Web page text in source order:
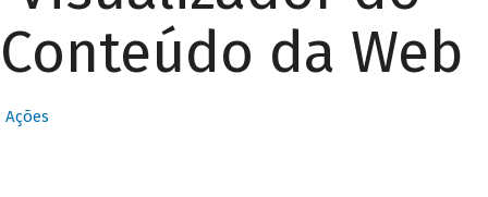
Conteúdo da Web
Ações